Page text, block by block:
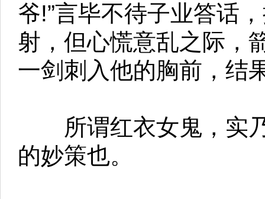
爷!”言毕不待子业答话
射，但心慌意乱之际，
一剑刺入他的胸前，结
所谓红衣女鬼，实乃
的妙策也。